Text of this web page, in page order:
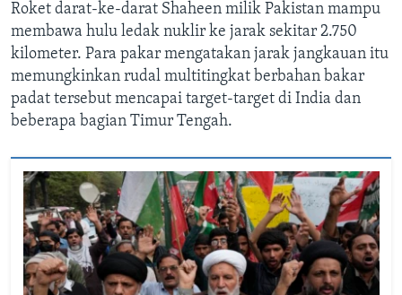
Roket darat-ke-darat Shaheen milik Pakistan mampu
membawa hulu ledak nuklir ke jarak sekitar 2.750
kilometer. Para pakar mengatakan jarak jangkauan itu
memungkinkan rudal multitingkat berbahan bakar
padat tersebut mencapai target-target di India dan
beberapa bagian Timur Tengah.